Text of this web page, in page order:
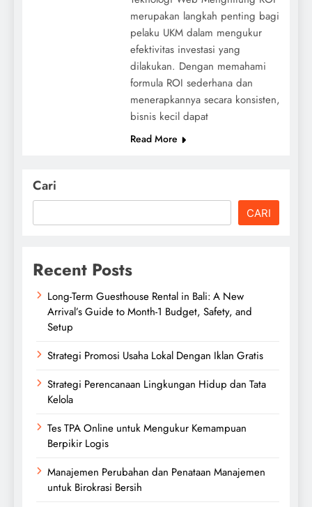
merupakan langkah penting bagi
pelaku UKM dalam mengukur
efektivitas investasi yang
dilakukan. Dengan memahami
formula ROI sederhana dan
menerapkannya secara konsisten,
bisnis kecil dapat
Read More
Cari
CARI
Recent Posts
Long-Term Guesthouse Rental in Bali: A New
Arrival’s Guide to Month-1 Budget, Safety, and
Setup
Strategi Promosi Usaha Lokal Dengan Iklan Gratis
Strategi Perencanaan Lingkungan Hidup dan Tata
Kelola
Tes TPA Online untuk Mengukur Kemampuan
Berpikir Logis
Manajemen Perubahan dan Penataan Manajemen
untuk Birokrasi Bersih